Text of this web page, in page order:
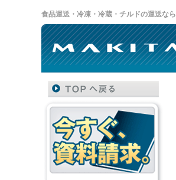
食品運送・冷凍・冷蔵・チルドの運送な